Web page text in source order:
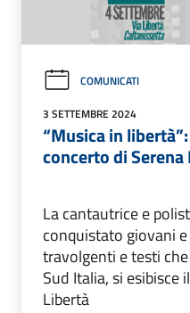
COMUNICATI
3 SETTEMBRE 2024
“Musica in
concerto di Serena
La cantautrice e
conquistato giovani
travolgenti e testi
Sud Italia, si esibisce
Libertà